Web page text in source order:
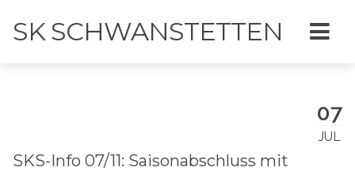
SK SCHWANSTETTEN
07
JUL
SKS-Info 07/11: Saisonabschluss mit